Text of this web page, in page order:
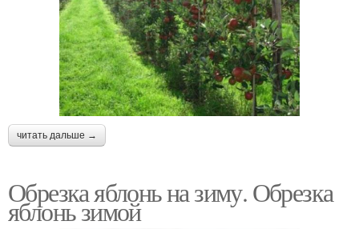
читать дальше →
Обрезка яблонь на зиму. Обрезка
яблонь зимой